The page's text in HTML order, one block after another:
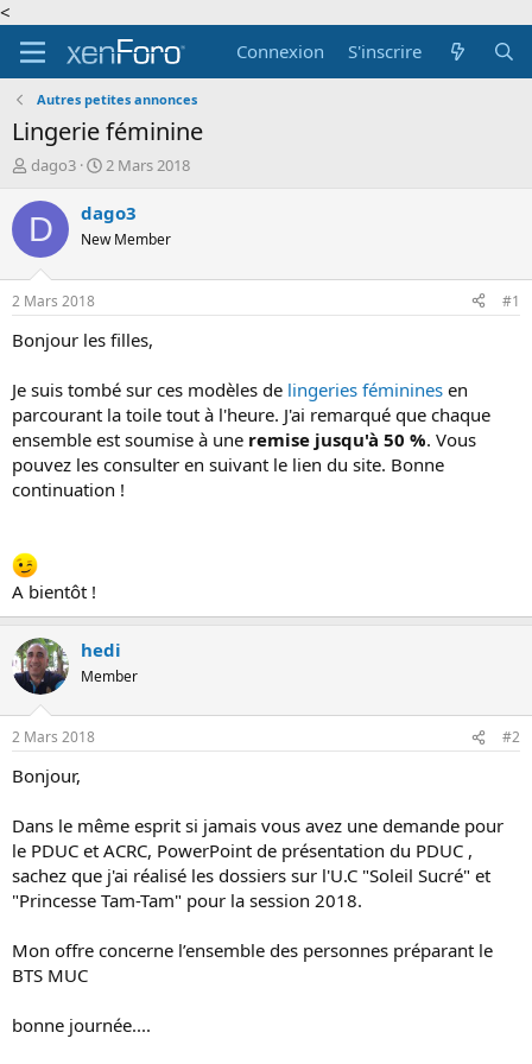
<
Connexion
S'inscrire
Autres petites annonces
Lingerie féminine
A
t
r
d
e
l
i
s
c
u
s
o
n
dago3
D
t
e
d
é
b
2 Mars 2018
D dago3
New Member
2 Mars 2018 #1
Bonjour les filles,
Je suis tombé sur ces modèles de lingeries féminines en
parcourant la toile tout à l'heure. J'ai remarqué que chaque
ensemble est soumise à une remise jusqu'à 50 %. Vous
pouvez les consulter en suivant le lien du site. Bonne
continuation !
A bientôt !
hedi
Member
2 Mars 2018 #2
Bonjour,
Dans le même esprit si jamais vous avez une demande pour
le PDUC et ACRC, PowerPoint de présentation du PDUC ,
sachez que j'ai réalisé les dossiers sur l'U.C "Soleil Sucré" et
"Princesse Tam-Tam" pour la session 2018.
Mon offre concerne l’ensemble des personnes préparant le
BTS MUC
bonne journée....